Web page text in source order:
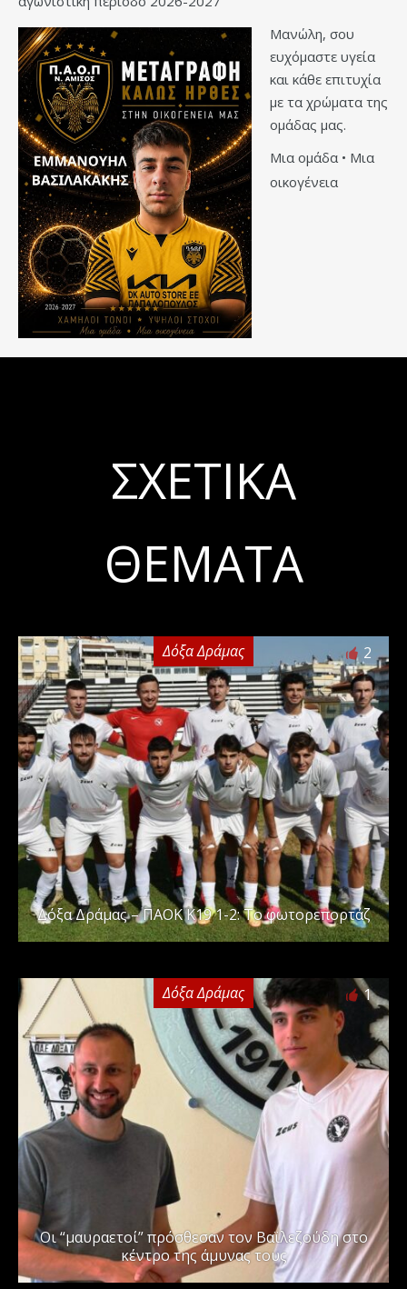
Μανώλη, σου
ευχόμαστε υγεία
και κάθε επιτυχία
με τα χρώματα της
ομάδας μας.
Μια ομάδα • Μια
οικογένεια
ΣΧΕΤΙΚΆ
ΘΈΜΑΤΑ
Δόξα Δράμας 2
Δόξα Δράμας – ΠΑΟΚ Κ19 1-2: Το φωτορεπορτάζ
Δόξα Δράμας 1
Οι “μαυραετοί” πρόσθεσαν τον Βαϊλεζούδη στο
κέντρο της άμυνας τους